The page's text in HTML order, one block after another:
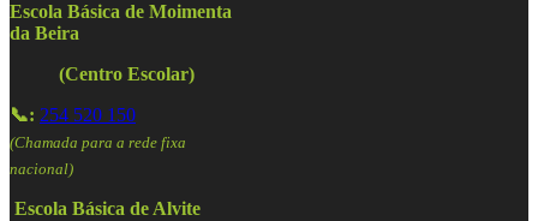
Escola Básica de Moimenta
da Beira
(Centro Escolar)
📞: 254 520 150
(Chamada para a rede fixa
nacional)
Escola Básica de Alvite